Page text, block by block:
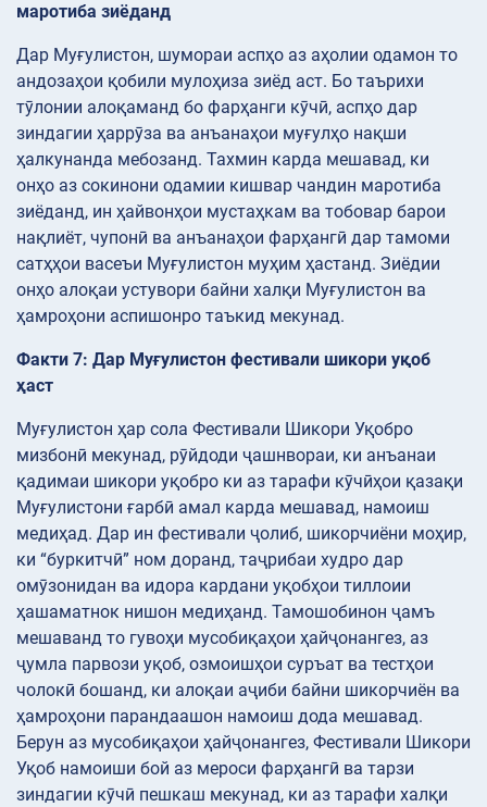
маротиба зиёданд
Дар Муғулистон, шумораи аспҳо аз аҳолии одамон то
андозаҳои қобили мулоҳиза зиёд аст. Бо таърихи
тӯлонии алоқаманд бо фарҳанги кӯчӣ, аспҳо дар
зиндагии ҳаррӯза ва анъанаҳои муғулҳо нақши
ҳалкунанда мебозанд. Тахмин карда мешавад, ки
онҳо аз сокинони одамии кишвар чандин маротиба
зиёданд, ин ҳайвонҳои мустаҳкам ва тобовар барои
нақлиёт, чупонӣ ва анъанаҳои фарҳангӣ дар тамоми
сатҳҳои васеъи Муғулистон муҳим ҳастанд. Зиёдии
онҳо алоқаи устувори байни халқи Муғулистон ва
ҳамроҳони аспишонро таъкид мекунад.
Факти 7: Дар Муғулистон фестивали шикори уқоб
ҳаст
Муғулистон ҳар сола Фестивали Шикори Уқобро
мизбонӣ мекунад, рӯйдоди ҷашнвораи, ки анъанаи
қадимаи шикори уқобро ки аз тарафи кӯчӣҳои қазақи
Муғулистони ғарбӣ амал карда мешавад, намоиш
медиҳад. Дар ин фестивали ҷолиб, шикорчиёни моҳир,
ки “буркитчӣ” ном доранд, таҷрибаи худро дар
омӯзонидан ва идора кардани уқобҳои тиллоии
ҳашаматнок нишон медиҳанд. Тамошобинон ҷамъ
мешаванд то гувоҳи мусобиқаҳои ҳайҷонангез, аз
ҷумла парвози уқоб, озмоишҳои суръат ва тестҳои
чолокӣ бошанд, ки алоқаи аҷиби байни шикорчиён ва
ҳамроҳони парандаашон намоиш дода мешавад.
Берун аз мусобиқаҳои ҳайҷонангез, Фестивали Шикори
Уқоб намоиши бой аз мероси фарҳангӣ ва тарзи
зиндагии кӯчӣ пешкаш мекунад, ки аз тарафи халқи